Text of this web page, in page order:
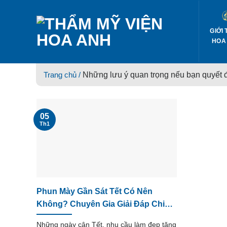
GIỚI
Trang chủ / Những lưu ý quan trọng nếu bạn quyết
Phun Mày Gần Sát Tết Có Nên
Không? Chuyên Gia Giải Đáp Chi
Tiết Trước Khi Quyết Định
Những ngày cận Tết, nhu cầu làm đẹp tăng
05
Th1